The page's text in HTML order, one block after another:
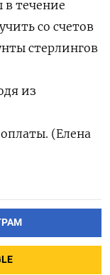
течение
со счетов
стерлингов
из
(Елена